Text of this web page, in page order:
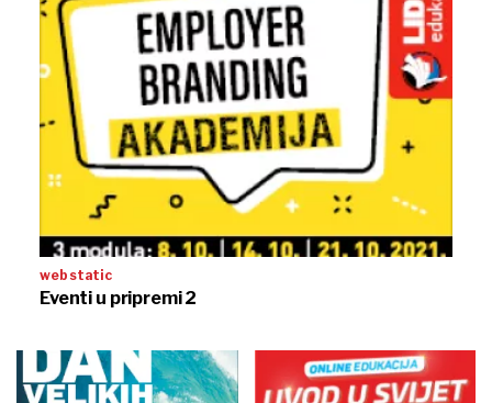
web static
Eventi u pripremi 2